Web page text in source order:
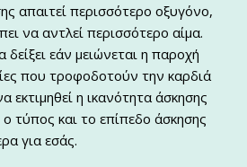
απαιτεί περισσότερο οξυγόνο,
να αντλεί περισσότερο αίμα.
εάν μειώνεται η παροχή
που τροφοδοτούν την καρδιά
εκτιμηθεί η ικανότητα άσκησης
τύπος και το επίπεδο άσκησης
για εσάς.